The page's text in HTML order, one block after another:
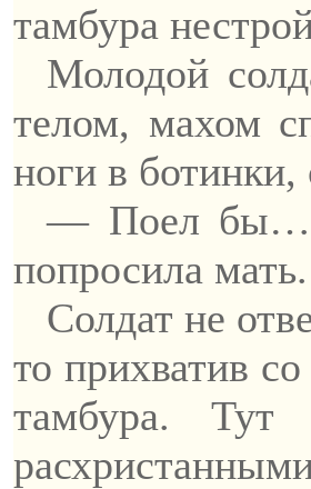
тамбура
Молодой
телом, махом
ноги в ботинки,
— Поел бы…
попросила мать.
Солдат не
то прихватив
тамбура.